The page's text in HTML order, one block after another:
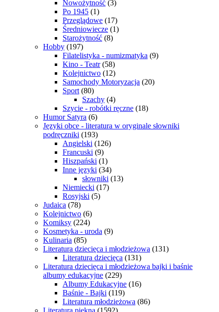
Nowożytność (3)
Po 1945 (1)
Przeglądowe (17)
Średniowiecze (1)
Starożytność (8)
Hobby (197)
Filatelistyka - numizmatyka (9)
Kino - Teatr (58)
Kolejnictwo (12)
Samochody Motoryzacja (20)
Sport (80)
Szachy (4)
Szycie - robótki ręczne (18)
Humor Satyra (6)
Języki obce - literatura w oryginale słowniki
podręczniki (193)
Angielski (126)
Francuski (9)
Hiszpański (1)
Inne języki (34)
słowniki (13)
Niemiecki (17)
Rosyjski (5)
Judaica (78)
Kolejnictwo (6)
Komiksy (224)
Kosmetyka - uroda (9)
Kulinaria (85)
Literatura dziecięca i młodzieżowa (131)
Literatura dziecięca (131)
Literatura dziecięca i młodzieżowa bajki i baśnie
albumy edukacyjne (229)
Albumy Edukacyjne (16)
Baśnie - Bajki (119)
Literatura młodzieżowa (86)
Literatura piękna (1592)